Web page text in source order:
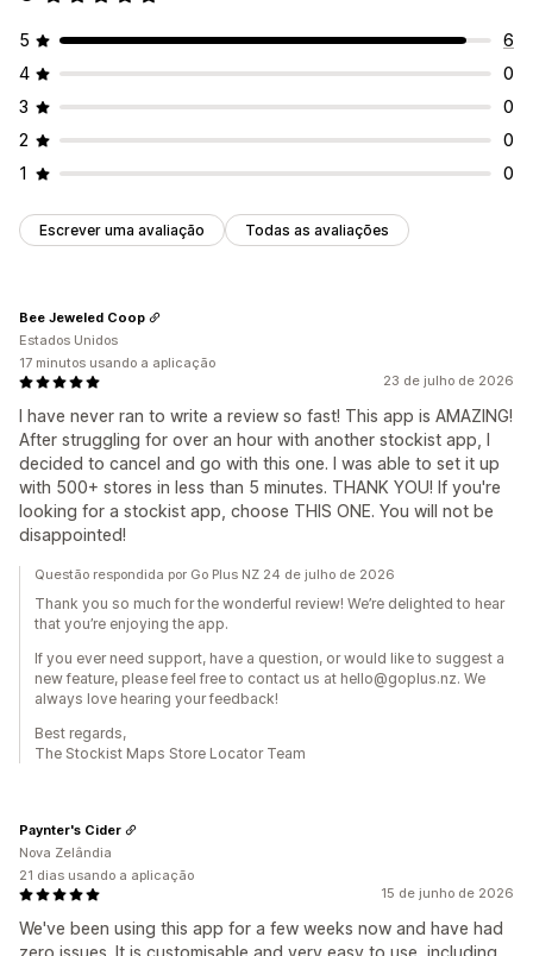
Pesquisa e filtros
Filtros personalizados
Análise de dados
5
6
4
0
3
0
2
0
1
0
Escrever uma avaliação Todas as avaliações
23 de julho de 2026
I have never ran to write a review so fast! This app is AMAZING!
After struggling for over an hour with another stockist app, I
decided to cancel and go with this one. I was able to set it up
with 500+ stores in less than 5 minutes. THANK YOU! If you're
looking for a stockist app, choose THIS ONE. You will not be
disappointed!
Bee Jeweled Coop
Estados Unidos
17 minutos usando a aplicação
Questão respondida por Go Plus NZ 24 de julho de 2026
Thank you so much for the wonderful review! We’re delighted to hear
that you’re enjoying the app.
If you ever need support, have a question, or would like to suggest a
new feature, please feel free to contact us at hello@goplus.nz. We
always love hearing your feedback!
Best regards,
The Stockist Maps Store Locator Team
15 de junho de 2026
We've been using this app for a few weeks now and have had
Paynter's Cider
Nova Zelândia
21 dias usando a aplicação